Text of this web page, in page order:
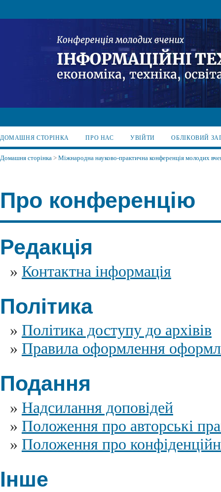
ДОМАШНЯ СТОРІНКА ПРО НАС УВІЙТИ ОБЛІКОВИЙ
Домашня сторінка > Міжнародна науково-практична конференція молодих
Про конференцію
Редакція
» Контактна інформація
Політика
» Політика доступу до архівів
» Правила оформлення
Подання
» Надсилання доповідей
» Положення про авторські
» Положення про
Інше